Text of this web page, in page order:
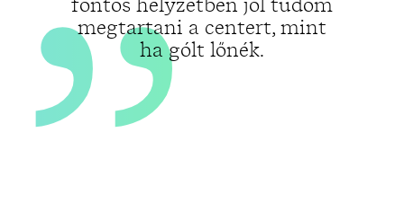
megtartani a centert, mint
ha gólt lőnék.